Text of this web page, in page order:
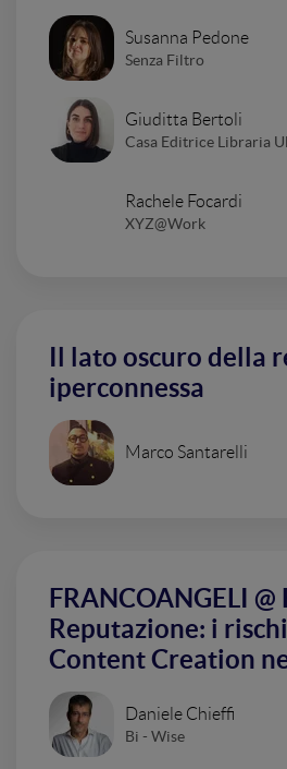
Susanna Pedone
Senza Filtro
Giuditta Bertoli
Casa Editrice Libraria
Rachele Focardi
XYZ@Work
Il lato oscuro della
iperconnessa
Marco Santarelli
FRANCOANGELI @
Reputazione: i
Content Creation
Daniele Chieffi
Bi - Wise